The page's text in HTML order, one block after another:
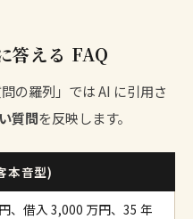
答える FAQ
の羅列」では AI に引用さ
質問を反映します。
本音型)
、借入 3,000 万円、35 年